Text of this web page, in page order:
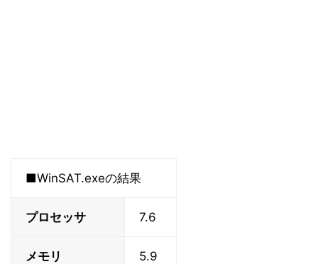
■WinSAT.exeの結果
プロセッサ 7.6
メモリ 5.9